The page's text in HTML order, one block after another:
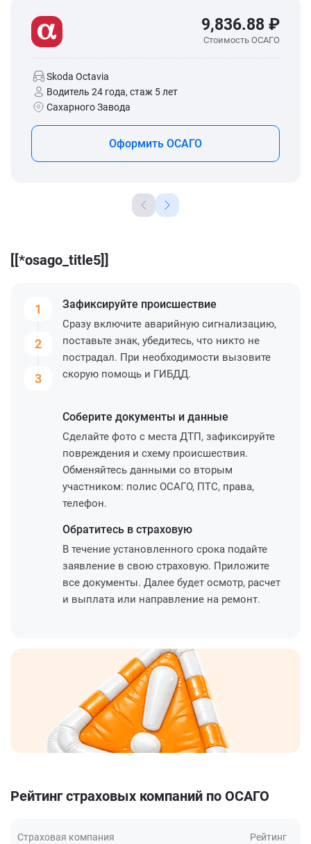
9,836.88 ₽
Стоимость ОСАГО
Skoda Octavia
Водитель 24 года, стаж 5 лет
Сахарного Завода
Оформить ОСАГО
[[*osago_title5]]
1
2
3
Зафиксируйте происшествие
Сразу включите аварийную сигнализацию,
поставьте знак, убедитесь, что никто не
пострадал. При необходимости вызовите
скорую помощь и ГИБДД.
Соберите документы и данные
Сделайте фото с места ДТП, зафиксируйте
повреждения и схему происшествия.
Обменяйтесь данными со вторым
участником: полис ОСАГО, ПТС, права,
телефон.
Обратитесь в страховую
В течение установленного срока подайте
заявление в свою страховую. Приложите
все документы. Далее будет осмотр, расчет
и выплата или направление на ремонт.
Рейтинг страховых компаний по ОСАГО
Страховая компания Рейтинг